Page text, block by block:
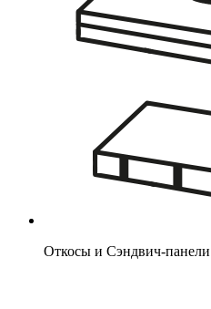
Откосы и Сэндвич-панели